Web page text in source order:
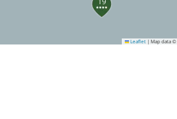
Leaflet | Map data ©